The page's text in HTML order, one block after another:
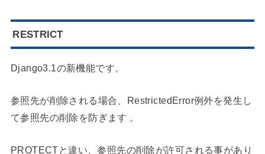
RESTRICT
Django3.1の新機能です。
参照先が削除される場合、RestrictedError例外を発生し
て参照先の削除を防ぎます 。
PROTECTと違い、参照先の削除が許可される事があり